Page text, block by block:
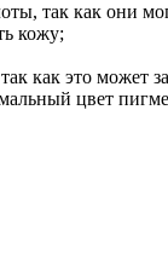
так как они
кожу;
как это может
цвет